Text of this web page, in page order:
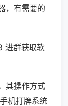
，有需要的
进群获取软
其操作方式
机打牌系统